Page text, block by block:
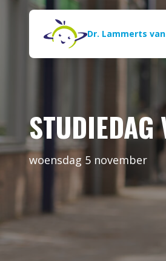
Naar de inhoud
Dr. Lammerts
STUDIEDAG
woensdag 5 november